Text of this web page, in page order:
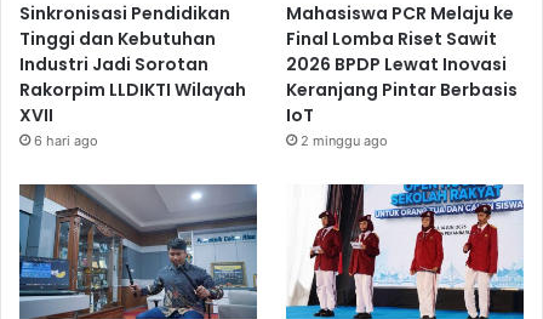
Sinkronisasi Pendidikan
Tinggi dan Kebutuhan
Industri Jadi Sorotan
Rakorpim LLDIKTI Wilayah
XVII
6 hari ago
Mahasiswa PCR Melaju ke
Final Lomba Riset Sawit
2026 BPDP Lewat Inovasi
Keranjang Pintar Berbasis
IoT
2 minggu ago